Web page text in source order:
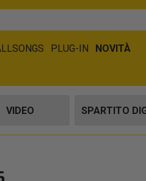
PLUG-IN
NOVITÀ
VIDEO SPARTITO